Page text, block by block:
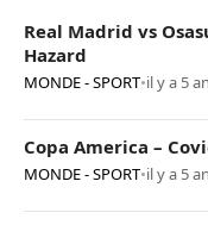
Real Madrid vs
Hazard
MONDE - SPORT•il y a 5
Copa America –
MONDE - SPORT•il y a 5